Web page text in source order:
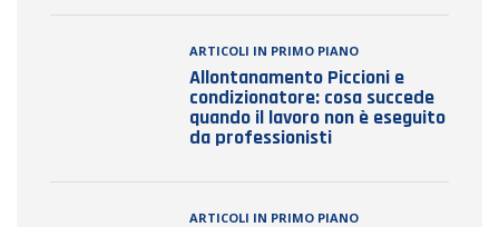
ARTICOLI IN PRIMO PIANO
Allontanamento Piccioni e
condizionatore: cosa succede
quando il lavoro non è eseguito
da professionisti
ARTICOLI IN PRIMO PIANO